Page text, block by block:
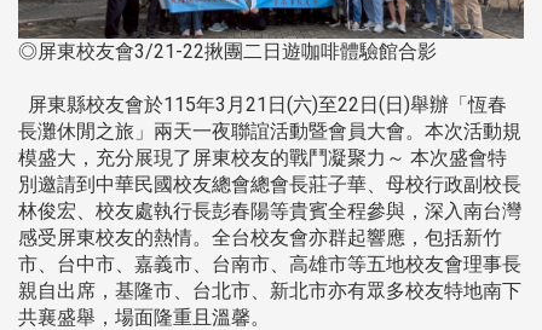
◎屏東校友會3/21-22揪團二日遊咖啡體驗館合影
屏東縣校友會於115年3月21日(六)至22日(日)舉辦「恆春
長灘休閒之旅」兩天一夜聯誼活動暨會員大會。本次活動規
模盛大，充分展現了屏東校友的戰鬥凝聚力～ 本次盛會特
別邀請到中華民國校友總會總會長莊子華、母校行政副校長
林俊宏、校友處執行長彭春陽等貴賓全程參與，深入南台灣
感受屏東校友的熱情。全台校友會亦群起響應，包括新竹
市、台中市、嘉義市、台南市、高雄市等五地校友會理事長
親自出席，基隆市、台北市、新北市亦有眾多校友特地南下
共襄盛舉，場面隆重且溫馨。